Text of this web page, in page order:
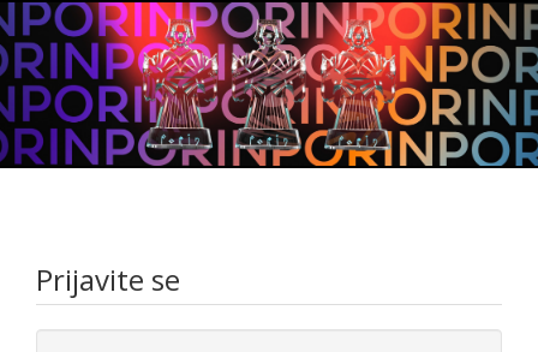
Prijavite se